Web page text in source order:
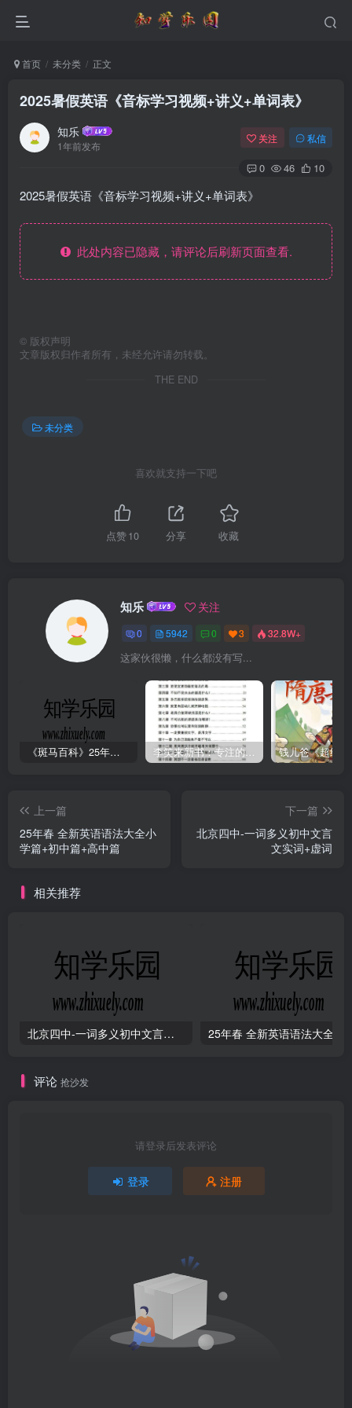
首页 未分类 正文
2025暑假英语《音标学习视频+讲义+单词表》
知乐
1年前发布
关注 私信
0 46 10
2025暑假英语《音标学习视频+讲义+单词表》
此处内容已隐藏，请评论后刷新页面查看.
© 版权声明
文章版权归作者所有，未经允许请勿转载。
THE END
未分类
喜欢就支持一下吧
点赞10 分享 收藏
知乐 关注
0 5942 0 3 32.8W+
这家伙很懒，什么都没有写...
《斑马百科》25年最新30科全套高清视频 李笑来新书：专注的真相 [PDF]
上一篇
25年春 全新英语语法大全小
学篇+初中篇+高中篇
下一篇
北京四中-一词多义初中文言
文实词+虚词
相关推荐
北京四中-一词多义初中文言文实词+虚词
评论 抢沙发
请登录后发表评论
登录 注册